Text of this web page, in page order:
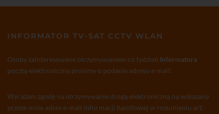
INFORMATOR TV-SAT CCTV WLAN
Osoby zainteresowane otrzymywaniem co tydzień Informatora
pocztą elektroniczną prosimy o podanie adresu e-mail:
Wyrażam zgodę na otrzymywanie drogą elektroniczną na wskazany
przeze mnie adres e-mail informacji handlowej w rozumieniu art.